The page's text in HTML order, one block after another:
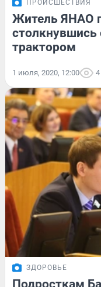
ПРОИСШЕСТВИЯ
Житель ЯНАО
трактором
1 июля, 2020, 12:00
ЗДОРОВЬЕ
Подросткам